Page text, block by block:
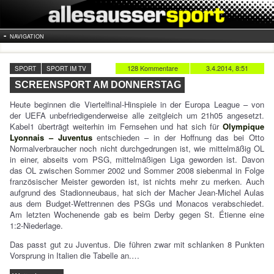
NAVIGATION
3.4.2014, 8:51
128 Kommentare
SPORT SPORT IM TV
SCREENSPORT AM DONNERSTAG
Heute beginnen die Viertelfinal-Hinspiele in der Europa League – von
der UEFA unbefriedigenderweise alle zeitgleich um 21h05 angesetzt.
Kabel1 überträgt weiterhin im Fernsehen und hat sich für Olympique
Lyonnais – Juventusentschieden – in der Hoffnung das bei Otto
Normalverbraucher noch nicht durchgedrungen ist, wie mittelmäßig OL
in einer, abseits vom PSG, mittelmäßigen Liga geworden ist. Davon
das OL zwischen Sommer 2002 und Sommer 2008 siebenmal in Folge
französischer Meister geworden ist, ist nichts mehr zu merken. Auch
aufgrund des Stadionneubaus, hat sich der Macher Jean-Michel Aulas
aus dem Budget-Wettrennen des PSGs und Monacos verabschiedet.
Am letzten Wochenende gab es beim Derby gegen St. Étienne eine
1:2-Niederlage.
Das passt gut zu Juventus. Die führen zwar mit schlanken 8 Punkten
Vorsprung in Italien die Tabelle an.…